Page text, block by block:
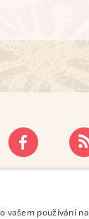
ÚDAJŮ
vašem používání